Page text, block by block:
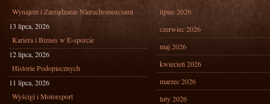
Wynajem i Zarządzanie Nieruchomościami
13 lipca, 2026
Kariera i Biznes w E-sporcie
12 lipca, 2026
Historie Podopiecznych
11 lipca, 2026
Wyścigi i Motorsport
lipiec 2026
czerwiec 2026
maj 2026
kwiecień 2026
marzec 2026
luty 2026